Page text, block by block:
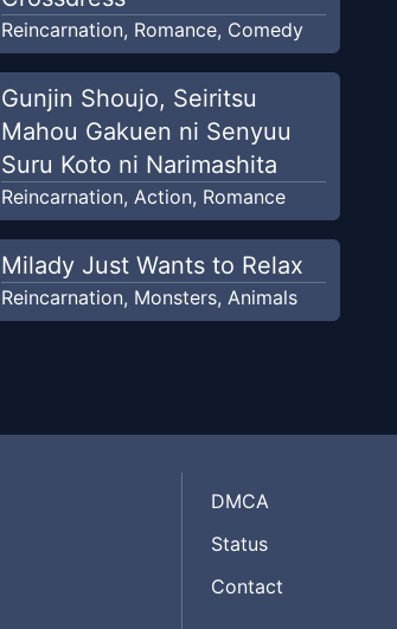
Reincarnation, Romance, Comedy
Gunjin Shoujo, Seiritsu
Mahou Gakuen ni Senyuu
Suru Koto ni Narimashita
Reincarnation,Action, Romance
Milady Just Wants to Relax
Reincarnation, Monsters, Animals
DMCA
Status
Contact